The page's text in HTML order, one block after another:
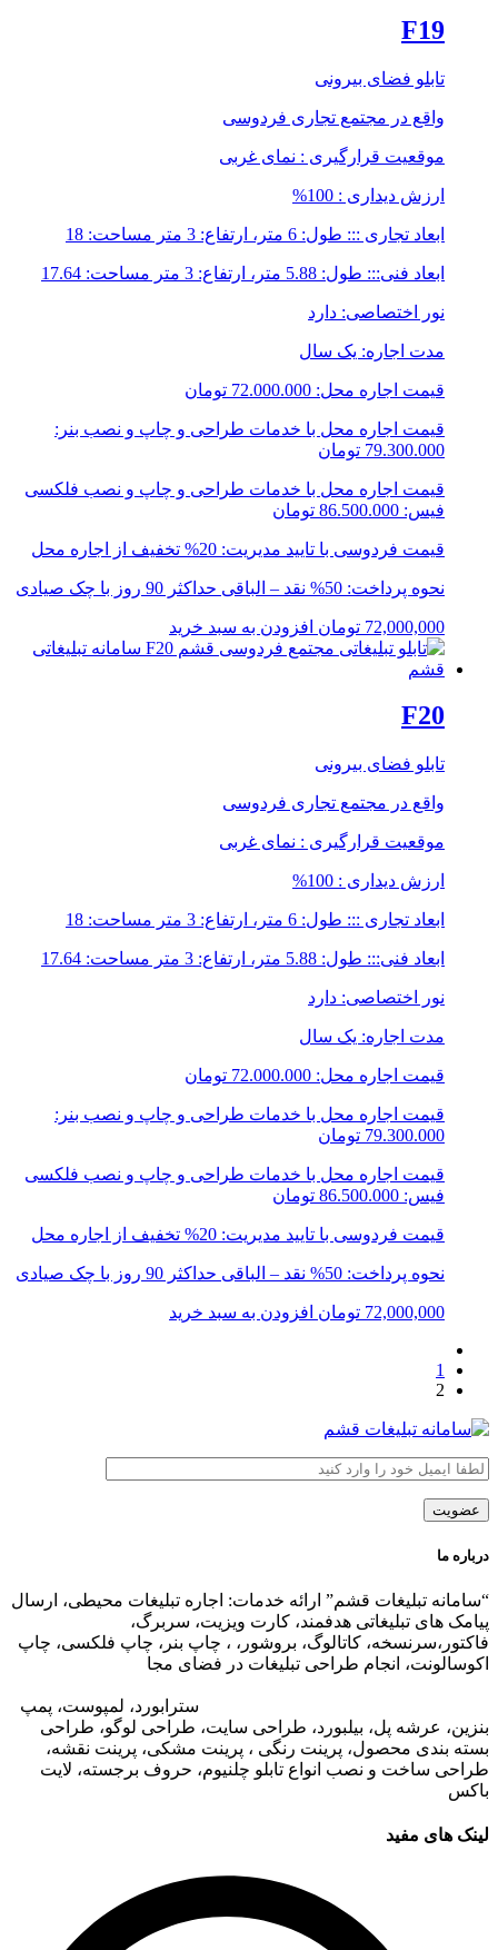
F19
تابلو فضای بیرونی
واقع در مجتمع تجاری فردوسی
موقعیت قرارگیری : نمای غربی
ارزش دیداری : 100%
ابعاد تجاری ::: طول: 6 متر، ارتفاع: 3 متر مساحت: 18
ابعاد فنی::: طول: 5.88 متر، ارتفاع: 3 متر مساحت: 17.64
نور اختصاصی: دارد
مدت اجاره: یک سال
قیمت اجاره محل: 72.000.000 تومان
قیمت اجاره محل با خدمات طراحی و چاپ و نصب بنر:
79.300.000 تومان
قیمت اجاره محل با خدمات طراحی و چاپ و نصب فلکسی
فیس: 86.500.000 تومان
قیمت فردوسی با تایید مدیریت: 20% تخفیف از اجاره محل
نحوه پرداخت: 50% نقد – الباقی حداکثر 90 روز با چک صیادی
72,000,000 تومان افزودن به سبد خرید
F20
تابلو فضای بیرونی
واقع در مجتمع تجاری فردوسی
موقعیت قرارگیری : نمای غربی
ارزش دیداری : 100%
ابعاد تجاری ::: طول: 6 متر، ارتفاع: 3 متر مساحت: 18
ابعاد فنی::: طول: 5.88 متر، ارتفاع: 3 متر مساحت: 17.64
نور اختصاصی: دارد
مدت اجاره: یک سال
قیمت اجاره محل: 72.000.000 تومان
قیمت اجاره محل با خدمات طراحی و چاپ و نصب بنر:
79.300.000 تومان
قیمت اجاره محل با خدمات طراحی و چاپ و نصب فلکسی
فیس: 86.500.000 تومان
قیمت فردوسی با تایید مدیریت: 20% تخفیف از اجاره محل
نحوه پرداخت: 50% نقد – الباقی حداکثر 90 روز با چک صیادی
72,000,000 تومان افزودن به سبد خرید
1
2
درباره ما
“سامانه تبلیغات قشم” ارائه خدمات: اجاره تبلیغات محیطی، ارسال
پیامک های تبلیغاتی هدفمند، کارت ویزیت، سربرگ،
فاکتور،سرنسخه، کاتالوگ، بروشور، ، چاپ بنر، چاپ فلکسی، چاپ
اکوسالونت، انجام طراحی تبلیغات در فضای مجا
سترابورد، لمپوست، پمپ
بنزین، عرشه پل، بیلبورد، طراحی سایت، طراحی لوگو، طراحی
بسته بندی محصول، پرینت رنگی ، پرینت مشکی، پرینت نقشه،
طراحی ساخت و نصب انواع تابلو چلنیوم، حروف برجسته، لایت
باکس
لینک های مفید